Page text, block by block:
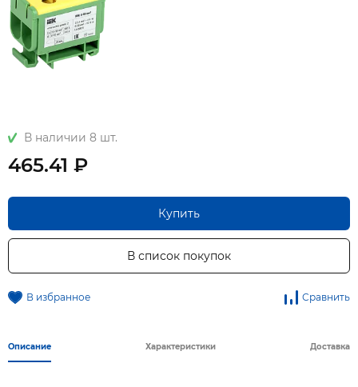
В наличии 8 шт.
465.41 ₽
Купить
В список покупок
В избранное Сравнить
Описание Характеристики Доставка